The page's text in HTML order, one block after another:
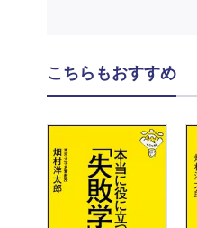
こちらもおすすめ